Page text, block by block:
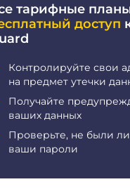
тарифные
доступ
Контролируйте свои
на предмет утечки
Получайте
ваших данных
Проверьте, не были
ваши пароли